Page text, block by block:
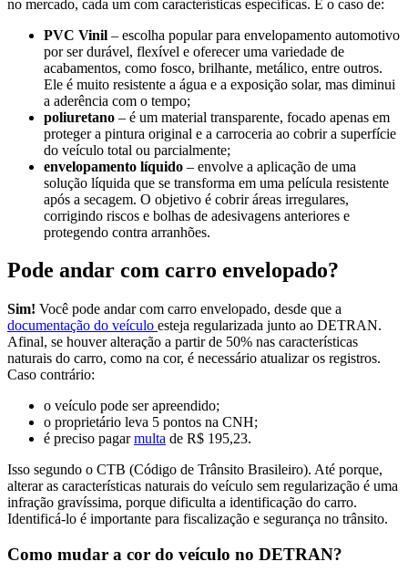
no mercado, cada um com características específicas. É o caso de:
PVC Vinil – escolha popular para envelopamento automotivo
por ser durável, flexível e oferecer uma variedade de
acabamentos, como fosco, brilhante, metálico, entre outros.
Ele é muito resistente a água e a exposição solar, mas diminui
a aderência com o tempo;
poliuretano – é um material transparente, focado apenas em
proteger a pintura original e a carroceria ao cobrir a superfície
do veículo total ou parcialmente;
envelopamento líquido – envolve a aplicação de uma
solução líquida que se transforma em uma película resistente
após a secagem. O objetivo é cobrir áreas irregulares,
corrigindo riscos e bolhas de adesivagens anteriores e
protegendo contra arranhões.
Pode andar com carro envelopado?
Sim! Você pode andar com carro envelopado, desde que a
documentação do veículo esteja regularizada junto ao DETRAN.
Afinal, se houver alteração a partir de 50% nas características
naturais do carro, como na cor, é necessário atualizar os registros.
Caso contrário:
o veículo pode ser apreendido;
o proprietário leva 5 pontos na CNH;
é preciso pagarmulta de R$ 195,23.
Isso segundo o CTB (Código de Trânsito Brasileiro). Até porque,
alterar as características naturais do veículo sem regularização é uma
infração gravíssima, porque dificulta a identificação do carro.
Identificá-lo é importante para fiscalização e segurança no trânsito.
Como mudar a cor do veículo no DETRAN?